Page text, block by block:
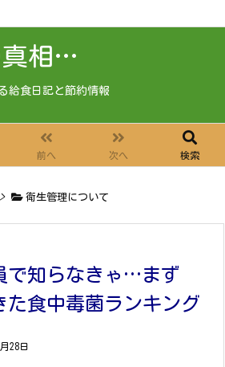
真相…
給食日記と節約情報
前へ 次へ 検索
> 衛生管理について
で知らなきゃ…まず
た食中毒菌ランキング
28日